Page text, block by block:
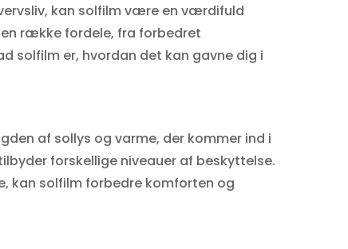
kan solfilm være en værdifuld
række fordele, fra forbedret
solfilm er, hvordan det kan gavne dig i
af sollys og varme, der kommer ind i
forskellige niveauer af beskyttelse.
kan solfilm forbedre komforten og